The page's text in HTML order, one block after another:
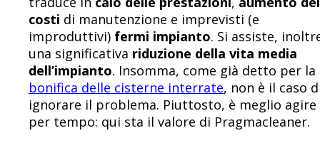
costi di manutenzione e imprevisti (e
improduttivi) fermi impianto. Si assiste,
una significativa riduzione della vita media
dell’impianto. Insomma, come già detto per la
bonifica delle cisterne interrate, non è il caso
ignorare il problema. Piuttosto, è meglio agire
per tempo: qui sta il valore di Pragmacleaner.